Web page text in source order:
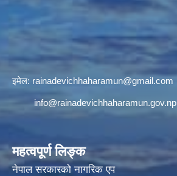
इमेल: rainadevichhaharamun@gmail.com
info@rainadevichhaharamun.gov.np
महत्वपूर्ण लिङ्क
नेपाल सरकारको नागरिक एप